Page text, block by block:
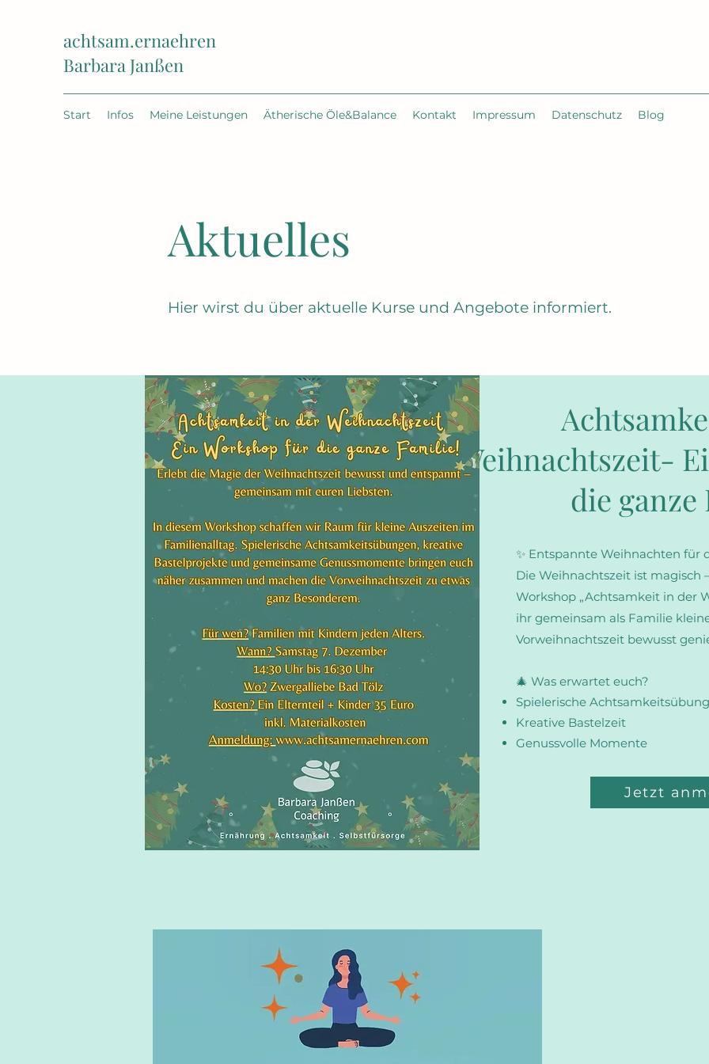
achtsam.ernaehren
Barbara Janßen
Start Infos Meine Leistungen Ätherische Öle&Balance Kontakt Impressum Datenschutz Blog
Aktuelles
Hier wirst du über aktuelle Kurse und Angebote informiert.
Weihnachtszeit-
die
✨ Entspannte Weihnachten für
Die Weihnachtszeit ist magisch
Workshop „Achtsamkeit in der
ihr gemeinsam als Familie
Vorweihnachtszeit bewusst
🎄 Was erwartet euch?
Spielerische
Kreative Bastelzeit
Genussvolle Momente
Jetzt